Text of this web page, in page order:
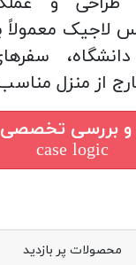
لاجیک معمولاً
از منزل
و بررسی
case logic
محصولات پر بازدید